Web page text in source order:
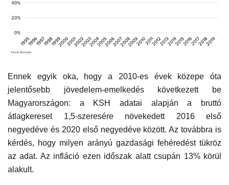
Ennek egyik oka, hogy a 2010-es évek közepe óta
jelentősebb jövedelem-emelkedés következett be
Magyarországon: a KSH adatai alapján a bruttó
átlagkereset 1,5-szeresére növekedett 2016 első
negyedéve és 2020 első negyedéve között. Az továbbra is
kérdés, hogy milyen arányú gazdasági fehéredést tükröz
az adat. Az infláció ezen időszak alatt csupán 13% körül
alakult.